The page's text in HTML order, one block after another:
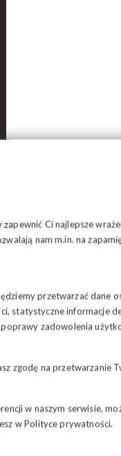
Ci najlepsze
nam m.in. na
przetwarzać dane
statystyczne informacje
poprawy zadowolenia
zgodę na przetwarzanie
w naszym serwisie,
wPolityce prywatności.